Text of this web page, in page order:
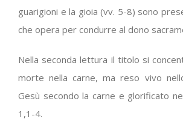
guarigioni e la gioia (vv. 5-8) sono
che opera per condurre al dono
Nella seconda lettura il titolo si
morte nella carne, ma reso vivo
Gesù secondo la carne e glorificato
1,1-4.